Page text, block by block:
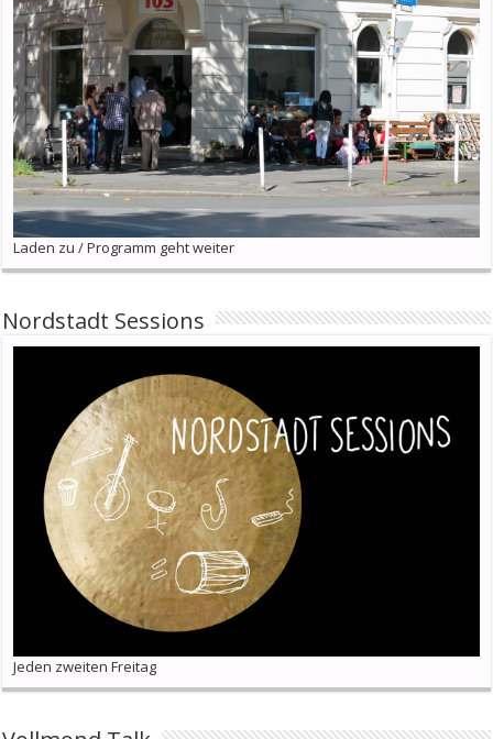
Laden zu / Programm geht weiter
Nordstadt Sessions
Jeden zweiten Freitag